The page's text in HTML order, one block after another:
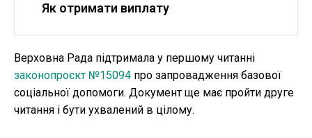
Як отримати виплату
Верховна Рада підтримала у першому читанні
законопроєкт №15094 про запровадження базової
соціальної допомоги. Документ ще має пройти друге
читання і бути ухвалений в цілому.